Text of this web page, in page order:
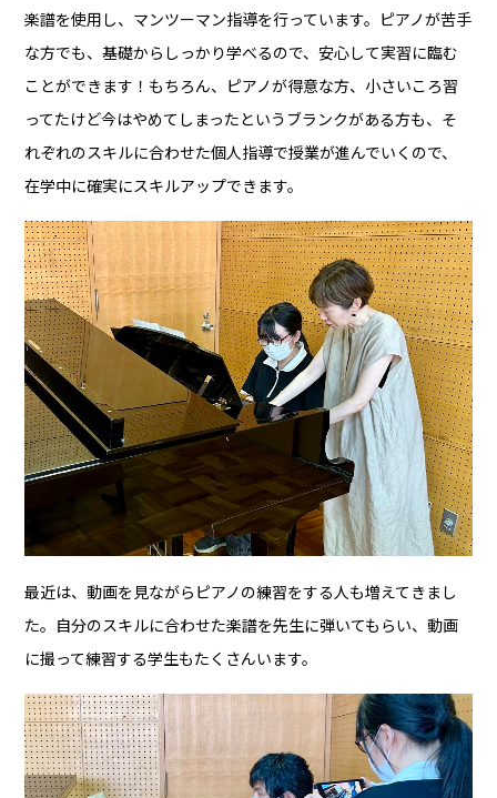
楽譜を使用し、マンツーマン指導を行っています。ピアノが苦手
な方でも、基礎からしっかり学べるので、安心して実習に臨む
ことができます！もちろん、ピアノが得意な方、小さいころ習
ってたけど今はやめてしまったというブランクがある方も、そ
れぞれのスキルに合わせた個人指導で授業が進んでいくので、
在学中に確実にスキルアップできます。
最近は、動画を見ながらピアノの練習をする人も増えてきまし
た。自分のスキルに合わせた楽譜を先生に弾いてもらい、動画
に撮って練習する学生もたくさんいます。